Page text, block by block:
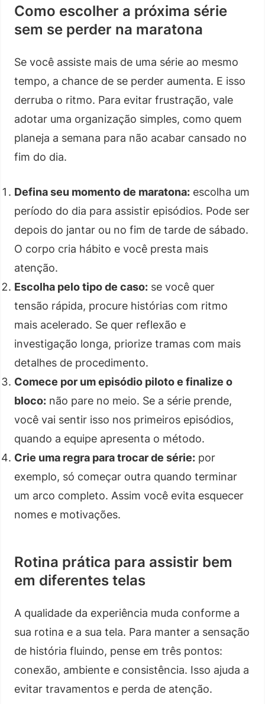
Como escolher a próxima série
sem se perder na maratona
Se você assiste mais de uma série ao mesmo
tempo, a chance de se perder aumenta. E isso
derruba o ritmo. Para evitar frustração, vale
adotar uma organização simples, como quem
planeja a semana para não acabar cansado no
fim do dia.
Defina seu momento de maratona: escolha um
período do dia para assistir episódios. Pode ser
depois do jantar ou no fim de tarde de sábado.
O corpo cria hábito e você presta mais
atenção.
Escolha pelo tipo de caso: se você quer
tensão rápida, procure histórias com ritmo
mais acelerado. Se quer reflexão e
investigação longa, priorize tramas com mais
detalhes de procedimento.
Comece por um episódio piloto e finalize o
bloco: não pare no meio. Se a série prende,
você vai sentir isso nos primeiros episódios,
quando a equipe apresenta o método.
Crie uma regra para trocar de série: por
exemplo, só começar outra quando terminar
um arco completo. Assim você evita esquecer
nomes e motivações.
Rotina prática para assistir bem
em diferentes telas
A qualidade da experiência muda conforme a
sua rotina e a sua tela. Para manter a sensação
de história fluindo, pense em três pontos:
conexão, ambiente e consistência. Isso ajuda a
evitar travamentos e perda de atenção.